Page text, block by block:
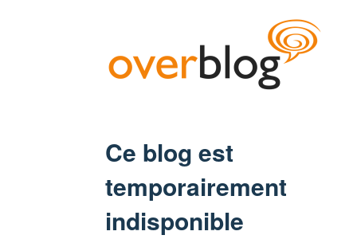
Ce blog est
temporairement
indisponible